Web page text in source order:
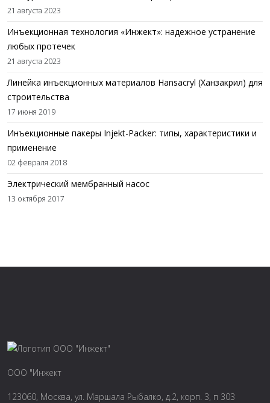
21 августа 2023
Инъекционная технология «Инжект»: надежное устранение
любых протечек
21 августа 2023
Линейка инъекционных материалов Hansacryl (Ханзакрил) для
строительства
17 июня 2019
Инъекционные пакеры Injekt-Packer: типы, характеристики и
применение
02 февраля 2018
Электрический мембранный насос
13 октября 2017
ООО "Инжект
123060, Москва, ул. Маршала Рыбалко, д.2, корп. 3, п 303